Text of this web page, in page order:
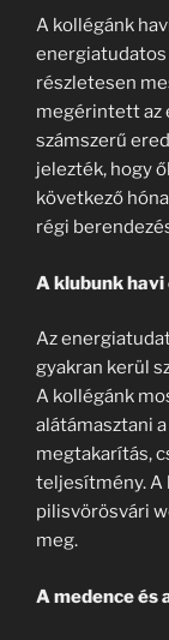
A kollégánk
energiatudatos
részletesen
megérintett az
számszerű
jelezték, hogy
következő
régi
A klubunk
Az
gyakran kerül
A kollégánk
alátámasztani
megtakarítás,
teljesítmény. A
pilisvörösvári
meg.
A medence és